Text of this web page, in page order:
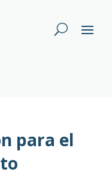
para el